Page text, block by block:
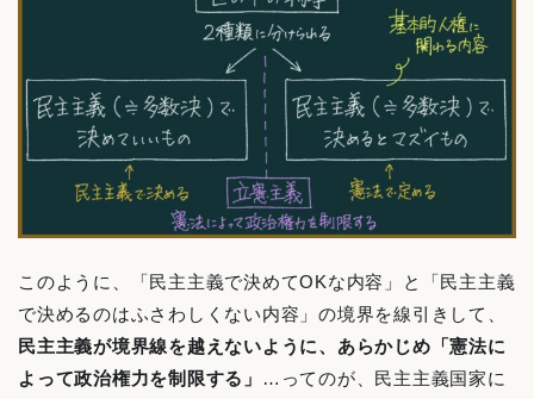
このように、「民主主義で決めてOKな内容」と「民主主義
で決めるのはふさわしくない内容」の境界を線引きして、
民主主義が境界線を越えないように、あらかじめ「憲法に
よって政治権力を制限する」
…ってのが、民主主義国家に